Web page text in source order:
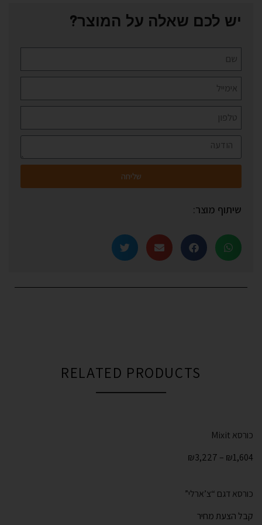
יש לכם שאלה על המוצר?
שליחה
שיתוף מוצר:
RELATED PRODUCTS
כורסא Mixit
₪1,604
–
₪3,227
כורסא דגם “צ’ארלי”
קבל הצעת מחיר